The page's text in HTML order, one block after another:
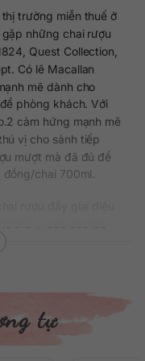
trường miễn thuế ở
những chai rượu
Quest Collection,
Có lẽ Macallan
mẽ dành cho
phòng khách. Với
cảm hứng mạnh mẽ
vị cho sảnh tiếp
mượt mà đã đủ để
chai 700ml.
cùng chất DJ sôi
sáng tạo?
Concept No.1 –
hoàn toàn đủ
tự